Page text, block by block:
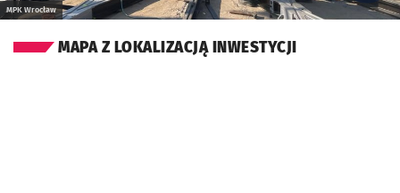
MPK Wrocław
MAPA Z LOKALIZACJĄ INWESTYCJI